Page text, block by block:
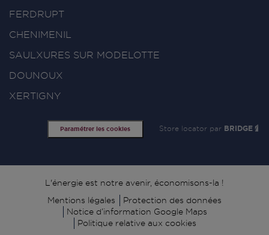
FERDRUPT
CHENIMENIL
SAULXURES SUR MODELOTTE
DOUNOUX
XERTIGNY
Paramétrer les cookies Store locator par BRIDGE
Signature
L'énergie est notre avenir, économisons-la !
Mentions légales
Protection des données
Notice d’information Google Maps
Politique relative aux cookies